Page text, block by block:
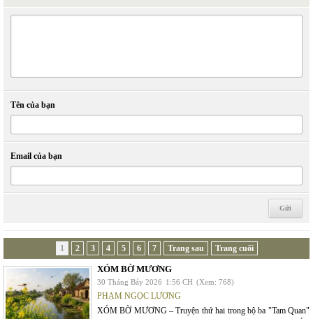
Tên của bạn
Email của bạn
1 2 3 4 5 6 7 Trang sau Trang cuối
XÓM BỜ MƯƠNG
30 Tháng Bảy 2026 1:56 CH (Xem: 768)
PHẠM NGỌC LƯƠNG
XÓM BỜ MƯƠNG – Truyện thứ hai trong bộ ba "Tam Quan"